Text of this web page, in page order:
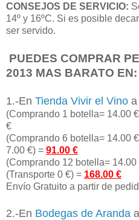
CONSEJOS DE SERVICIO:
14º y 16ºC. Si es posible
ser servido.
PUEDES COMPRAR
2013 MAS BARATO EN:
1.-En Tienda Vivir el Vino
(Comprando 1 botella= 14.00
€
(Comprando 6 botella= 14.00
7.00 €) = 91.00 €
(Comprando 12 botella=
(Transporte 0 €) = 168.00 €
Envío Gratuito a partir de
2.-En Bodegas de Aranda